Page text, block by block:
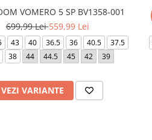
VOMERO 5 SP BV1358-001
699,99 Lei559,99 Lei
43 40 36.5 36 40.5
37.5
38 44 44.5 45 42 39
VEZI VARIANTE